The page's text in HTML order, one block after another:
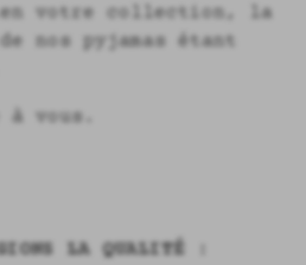
votre collection, la
nos pyjamas étant
vous.
LA QUALITÉ :